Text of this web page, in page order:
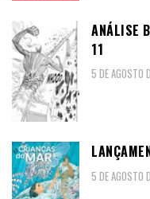
ANÁLISE
11
5 DE AGOSTO
5 DE AGOSTO